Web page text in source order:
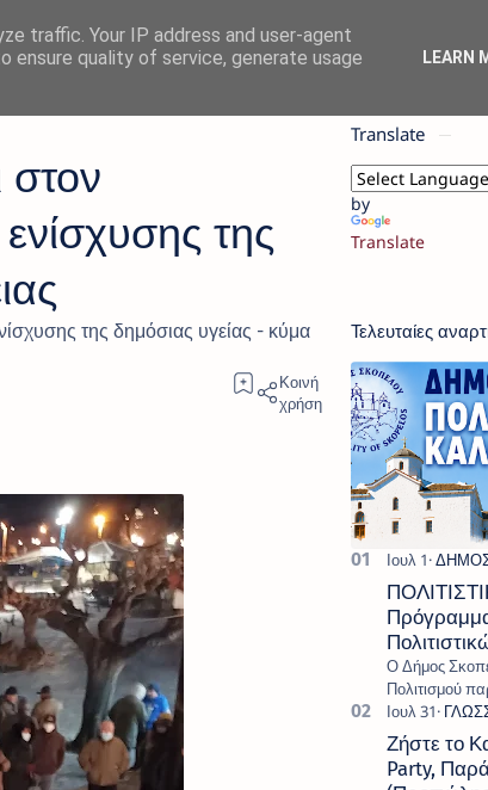
της
της δημόσιας υγείας - κύμα
Translate
by
Translate
Τελευταίες
Ο Δήμος
Πολιτισμού
Πολιτιστικό
και
Ζήστε το
Party,
traffic. Your IP address and user-agent
ensure quality of service, generate usage
LEARN